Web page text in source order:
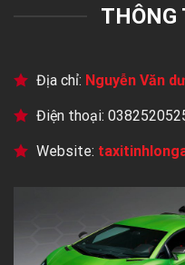
THÔNG
Địa chỉ: Nguyễn Văn
Điện thoại:
Website: